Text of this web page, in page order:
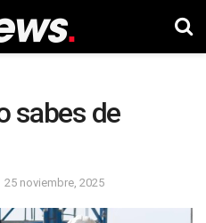
sabes de
25 noviembre, 2025